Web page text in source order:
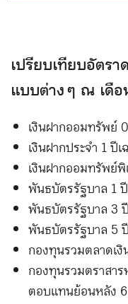
เปรียบเทียบอัตร
แบบต่าง ๆ ณ เดื
เงินฝากออมทรัพย์
เงินฝากประจำ 1 ปี
เงินฝากออมทรัพย์
พันธบัตรรัฐบาล 1
พันธบัตรรัฐบาล 3
พันธบัตรรัฐบาล 5
กองทุนรวมตลาดเ
กองทุนรวมตราสาร
ตอบแทนย้อนหลัง